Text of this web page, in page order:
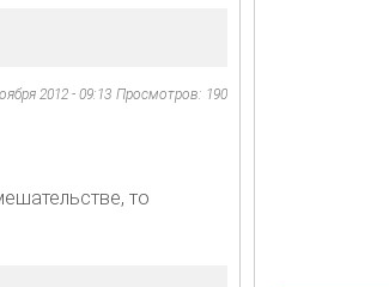
2012 - 09:13 Просмотров: 190
то